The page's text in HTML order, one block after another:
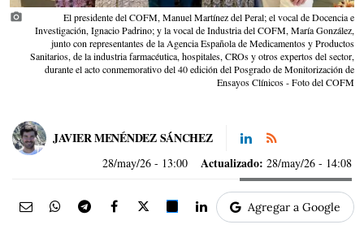
photo_camera
El presidente del COFM, Manuel Martínez del Peral; el vocal de Docencia e
Investigación, Ignacio Padrino; y la vocal de Industria del COFM, María González,
junto con representantes de la Agencia Española de Medicamentos y Productos
Sanitarios, de la industria farmacéutica, hospitales, CROs y otros expertos del sector,
durante el acto conmemorativo del 40 edición del Posgrado de Monitorización de
Ensayos Clínicos - Foto del COFM
JAVIER MENÉNDEZ SÁNCHEZ
28/may/26 - 13:00 Actualizado: 28/may/26 - 14:08
Agregar a Google